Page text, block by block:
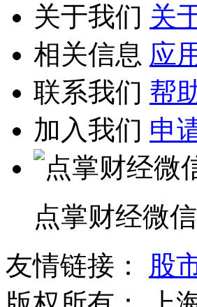
关于我们 关
相关信息 应
联系我们 帮
加入我们 申
点掌财经微
友情链接：
股